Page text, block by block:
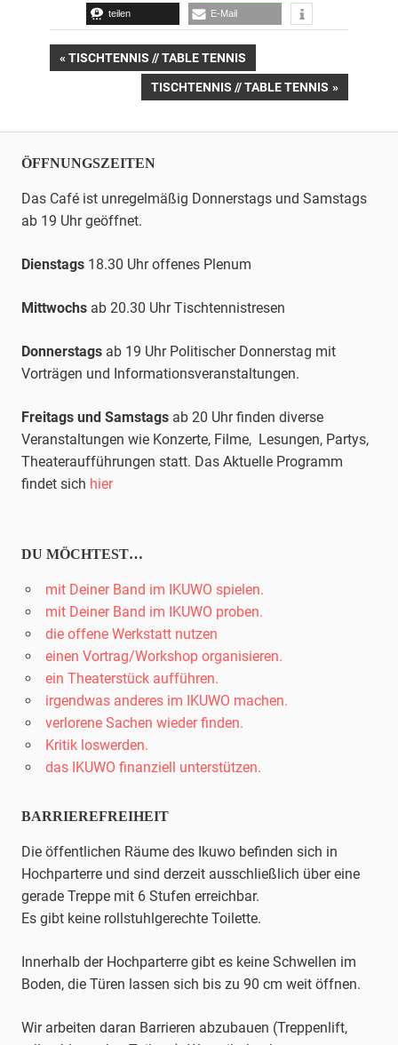
teilen E-Mail
Beitrags-
Navigation
VORHERIGER
TISCHTENNIS // TABLE TENNIS
NÄCHSTER
TISCHTENNIS // TABLE TENNIS
ÖFFNUNGSZEITEN
Das Café ist unregelmäßig Donnerstags und Samstags
ab 19 Uhr geöffnet.
Dienstags 18.30 Uhr offenes Plenum
Mittwochs ab 20.30 UhrTischtennistresen
Donnerstags ab 19 Uhr Politischer Donnerstag mit
Vorträgen und Informationsveranstaltungen.
Freitags und Samstags ab 20 Uhr finden diverse
Veranstaltungen wie Konzerte, Filme, Lesungen, Partys,
Theateraufführungen statt. Das Aktuelle Programm
findet sich hier
DU MÖCHTEST…
mit Deiner Band im IKUWO spielen.
mit Deiner Band im IKUWO proben.
die offene Werkstatt nutzen
einen Vortrag/Workshop organisieren.
ein Theaterstück aufführen.
irgendwas anderes im IKUWO machen.
verlorene Sachen wieder finden.
Kritik loswerden.
das IKUWO finanziell unterstützen.
BARRIEREFREIHEIT
Die öffentlichen Räume des Ikuwo befinden sich in
Hochparterre und sind derzeit ausschließlich über eine
gerade Treppe mit 6 Stufen erreichbar.
Es gibt keine rollstuhlgerechte Toilette.
Innerhalb der Hochparterre gibt es keine Schwellen im
Boden, die Türen lassen sich bis zu 90 cm weit öffnen.
Wir arbeiten daran Barrieren abzubauen (Treppenlift,